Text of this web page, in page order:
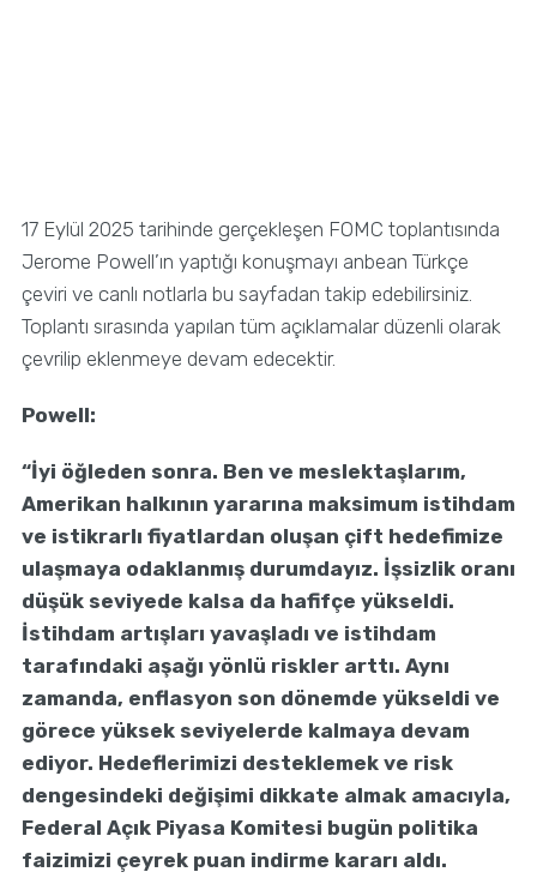
17 Eylül 2025 tarihinde gerçekleşen FOMC toplantısında
Jerome Powell’ın yaptığı konuşmayı anbean Türkçe
çeviri ve canlı notlarla bu sayfadan takip edebilirsiniz.
Toplantı sırasında yapılan tüm açıklamalar düzenli olarak
çevrilip eklenmeye devam edecektir.
Powell:
“İyi öğleden sonra. Ben ve meslektaşlarım,
Amerikan halkının yararına maksimum istihdam
ve istikrarlı fiyatlardan oluşan çift hedefimize
ulaşmaya odaklanmış durumdayız. İşsizlik oranı
düşük seviyede kalsa da hafifçe yükseldi.
İstihdam artışları yavaşladı ve istihdam
tarafındaki aşağı yönlü riskler arttı. Aynı
zamanda, enflasyon son dönemde yükseldi ve
görece yüksek seviyelerde kalmaya devam
ediyor. Hedeflerimizi desteklemek ve risk
dengesindeki değişimi dikkate almak amacıyla,
Federal Açık Piyasa Komitesi bugün politika
faizimizi çeyrek puan indirme kararı aldı.